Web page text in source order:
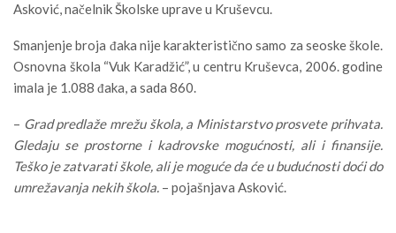
Asković, načelnik Školske uprave u Kruševcu.
Smanjenje broja đaka nije karakteristično samo za seoske škole.
Osnovna škola “Vuk Karadžić”, u centru Kruševca, 2006. godine
imala je 1.088 đaka, a sada 860.
– Grad predlaže mrežu škola, a Ministarstvo prosvete prihvata.
Gledaju se prostorne i kadrovske mogućnosti, ali i finansije.
Teško je zatvarati škole, ali je moguće da će u budućnosti doći do
umrežavanja nekih škola. – pojašnjava Asković.